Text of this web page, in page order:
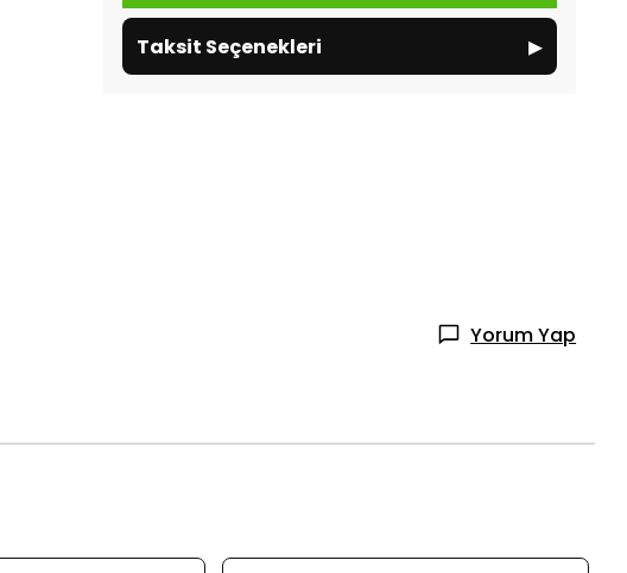
Taksit Seçenekleri ▸
Yorum Yap